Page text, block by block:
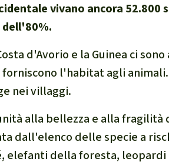
vivano ancora 52.800
d'Avorio e la Guinea ci
forniscono l'habitat agli
nei villaggi.
alla bellezza e alla
dall'elenco delle specie a
elefanti della foresta,